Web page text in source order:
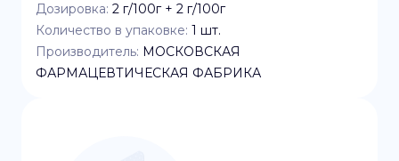
Дозировка: 2 г/100г + 2 г/100г
Количество в упаковке: 1 шт.
Производитель: МОСКОВСКАЯ
ФАРМАЦЕВТИЧЕСКАЯ ФАБРИКА